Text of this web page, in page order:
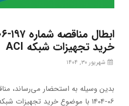
خرید تجهیزات شبکه ACI
شهریور ۳۰, ۱۴۰۴